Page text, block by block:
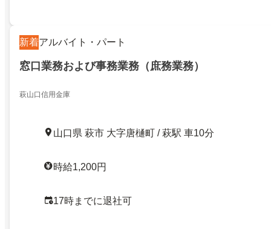
新着アルバイト・パート
窓口業務および事務業務（庶務業務）
萩山口信用金庫
山口県 萩市 大字唐樋町 / 萩駅 車10分
時給1,200円
17時までに退社可